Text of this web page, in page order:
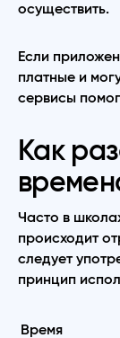
осуществить.
Если
платные и
сервисы
Как
Часто в
происходит
следует
принцип
Время